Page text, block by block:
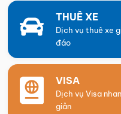
THUÊ XE
Dịch vụ thuê xe
đáo
VISA
Dịch vụ Visa
giản